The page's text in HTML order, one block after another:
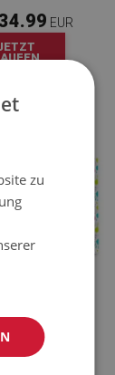
EUR
HÄNDE
zu